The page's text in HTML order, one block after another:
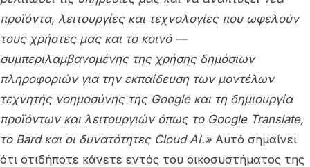
προϊόντα, λειτουργίες και τεχνολογίες που ωφελούν
τους χρήστες μας και το κοινό —
συμπεριλαμβανομένης της χρήσης δημόσιων
πληροφοριών για την εκπαίδευση των μοντέλων
τεχνητής νοημοσύνης της Google και τη δημιουργία
προϊόντων και λειτουργιών όπως το Google Translate,
το Bard και οι δυνατότητες Cloud AI.» Αυτό σημαίνει
ότι οτιδήποτε κάνετε εντός του οικοσυστήματος της